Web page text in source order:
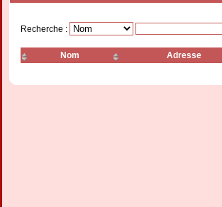
Eva
Recherche :
Nom Adresse